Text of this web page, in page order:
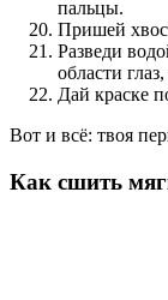
пальцы.
Пришей
Разведи
области
Дай краске
Вот и всё: твоя
Как сшить